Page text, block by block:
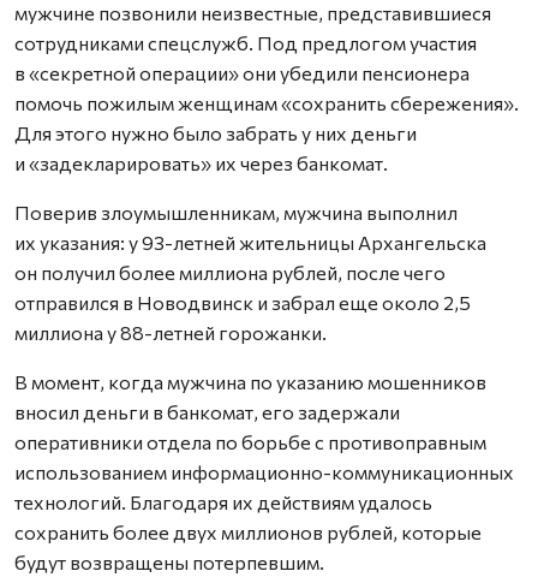
мужчине позвонили неизвестные, представившиеся
сотрудниками спецслужб. Под предлогом участия
в «секретной операции» они убедили пенсионера
помочь пожилым женщинам «сохранить сбережения».
Для этого нужно было забрать у них деньги
и «задекларировать» их через банкомат.
Поверив злоумышленникам, мужчина выполнил
их указания: у 93-летней жительницы Архангельска
он получил более миллиона рублей, после чего
отправился в Новодвинск и забрал еще около 2,5
миллиона у 88-летней горожанки.
В момент, когда мужчина по указанию мошенников
вносил деньги в банкомат, его задержали
оперативники отдела по борьбе с противоправным
использованием информационно-коммуникационных
технологий. Благодаря их действиям удалось
сохранить более двух миллионов рублей, которые
будут возвращены потерпевшим.